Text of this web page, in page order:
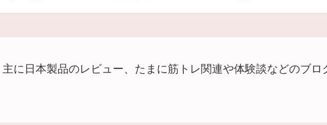
主に日本製品のレビュー、たまに筋トレ関連や体験談などのブロ